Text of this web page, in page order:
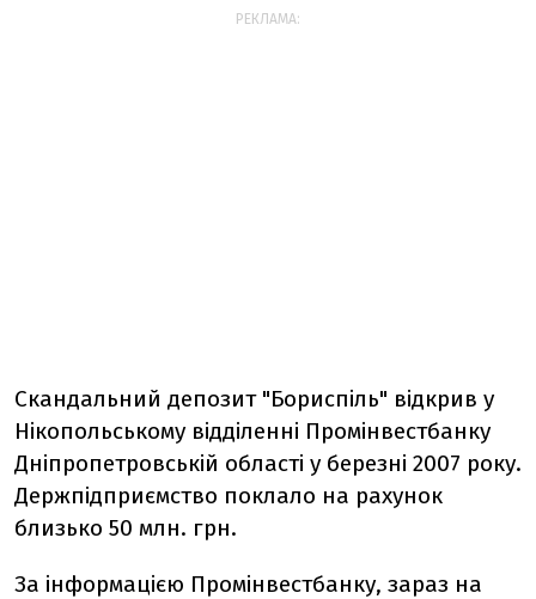
РЕКЛАМА:
Скандальний депозит "Бориспіль" відкрив у
Нікопольському відділенні Промінвестбанку
Дніпропетровській області у березні 2007 року.
Держпідприємство поклало на рахунок
близько 50 млн. грн.
За інформацією Промінвестбанку, зараз на